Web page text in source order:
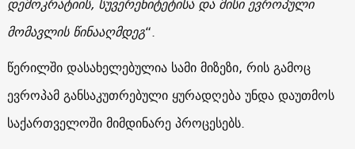
მომავლის წინააღმდეგ“.
წერილში დასახელებულია სამი მიზეზი, რის გამოც
ევროპამ განსაკუთრებული ყურადღება უნდა დაუთმოს
საქართველოში მიმდინარე პროცესებს.